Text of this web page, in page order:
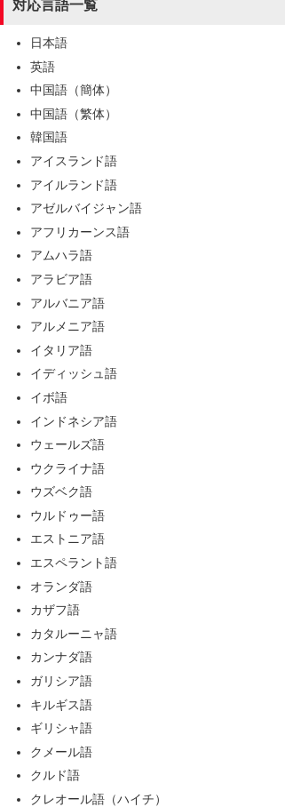
対応言語一覧
日本語
英語
中国語（簡体）
中国語（繁体）
韓国語
アイスランド語
アイルランド語
アゼルバイジャン語
アフリカーンス語
アムハラ語
アラビア語
アルバニア語
アルメニア語
イタリア語
イディッシュ語
イボ語
インドネシア語
ウェールズ語
ウクライナ語
ウズベク語
ウルドゥー語
エストニア語
エスペラント語
オランダ語
カザフ語
カタルーニャ語
カンナダ語
ガリシア語
キルギス語
ギリシャ語
クメール語
クルド語
クレオール語（ハイチ）